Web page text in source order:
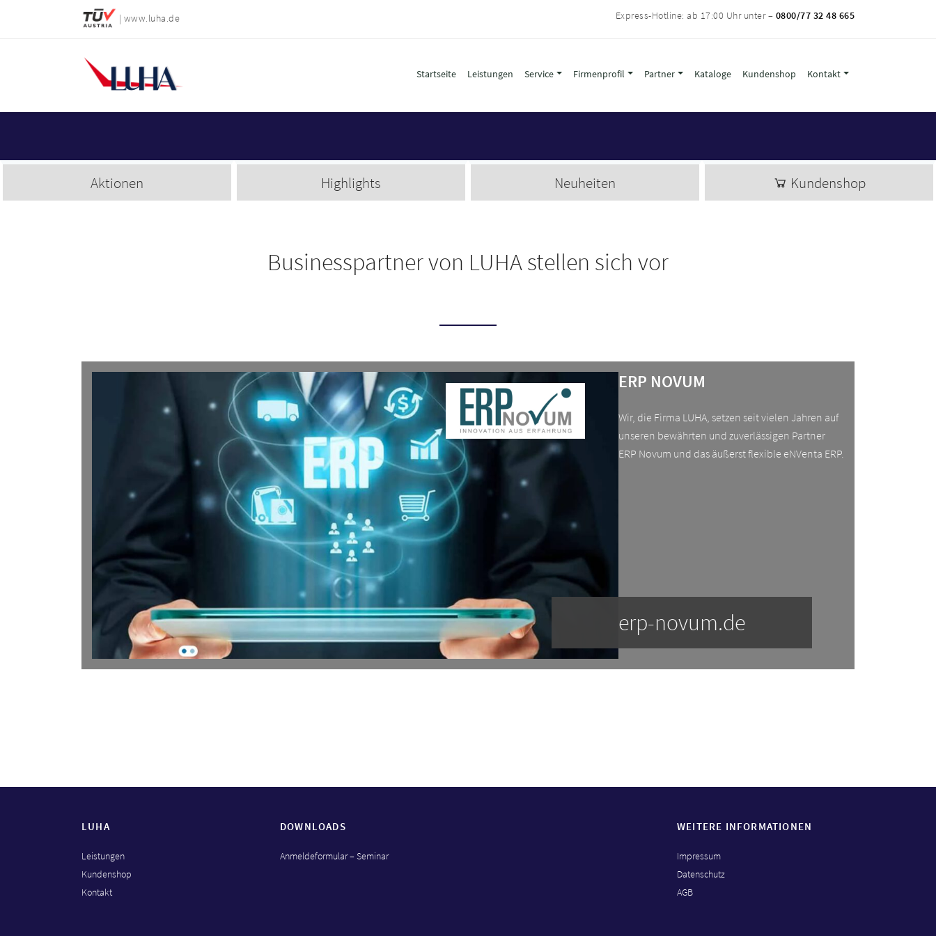
| www.luha.de Express-Hotline: ab 17:00 Uhr unter – 0800/77 32 48 665
Startseite Leistungen Service Firmenprofil Partner Kataloge Kundenshop Kontakt
Aktionen Highlights Neuheiten Kundenshop
Businesspartner von LUHA stellen sich vor
ERP NOVUM
Wir, die Firma LUHA, setzen seit vielen Jahren auf
unseren bewährten und zuverlässigen Partner
ERP Novum und das äußerst flexible eNVenta ERP.
erp-novum.de
LUHA
Leistungen
Kundenshop
Kontakt
DOWNLOADS
Anmeldeformular – Seminar
WEITERE INFORMATIONEN
Impressum
Datenschutz
AGB